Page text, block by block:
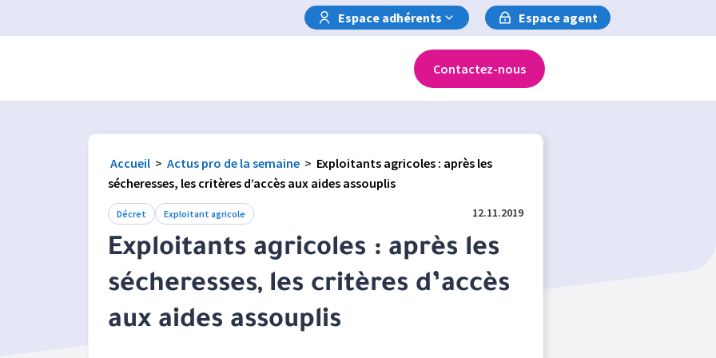
Espace adhérents
Espace agent
Contactez-nous
Accueil > Actus pro de la semaine > Exploitants agricoles : après les
sécheresses, les critères d’accès aux aides assouplis
Décret Exploitant agricole 12.11.2019
Exploitants agricoles : après les
sécheresses, les critères d’accès
aux aides assouplis